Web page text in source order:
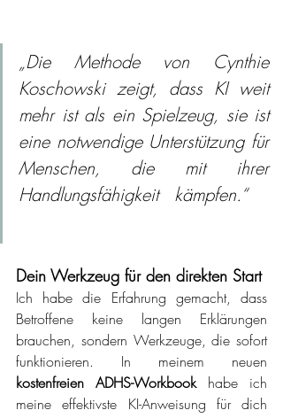
„Die Methode von Cynthie
Koschowski zeigt, dass KI weit
mehr ist als ein Spielzeug, sie ist
eine notwendige Unterstützung für
Menschen, die mit ihrer
Handlungsfähigkeit kämpfen.“
Dein Werkzeug für den direkten Start
Ich habe die Erfahrung gemacht, dass
Betroffene keine langen Erklärungen
brauchen, sondern Werkzeuge, die sofort
kostenfreien ADHS-Workbook habe ich
meine effektivste KI-Anweisung für dich